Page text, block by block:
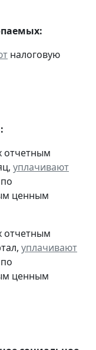
налоговую
отчетным
уплачивают
ценным
отчетным
уплачивают
ценным